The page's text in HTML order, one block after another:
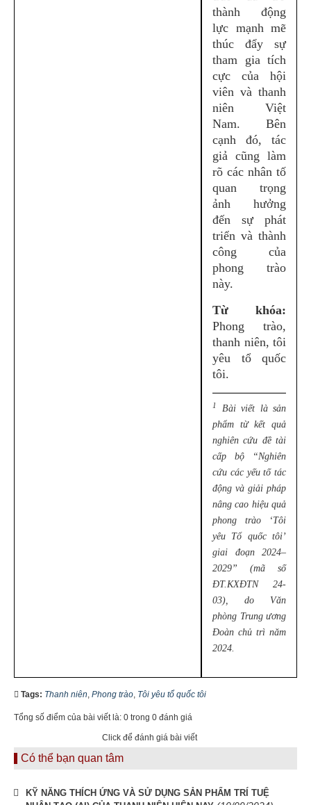
thành động
lực mạnh mẽ
thúc đẩy sự
tham gia tích
cực của hội
viên và thanh
niên Việt
Nam. Bên
cạnh đó, tác
giả cũng làm
rõ các nhân tố
quan trọng
ảnh hưởng
đến sự phát
triển và thành
công của
phong trào
này.
Từ khóa:
Phong trào,
thanh niên, tôi
yêu tổ quốc
tôi.
1
Bài viết là sản
phẩm từ kết quả
nghiên cứu đề tài
cấp bộ “Nghiên
cứu các yếu tố tác
động và giải pháp
nâng cao hiệu quả
phong trào ‘Tôi
yêu Tổ quốc tôi’
giai đoạn 2024–
2029” (mã số
ĐT.KXĐTN 24-
03), do Văn
phòng Trung ương
Đoàn chủ trì năm
2024.
Tags: Thanh niên, Phong trào, Tôi yêu tổ quốc tôi
Tổng số điểm của bài viết là: 0 trong 0 đánh giá
Click để đánh giá bài viết
Có thể bạn quan tâm
KỸ NĂNG THÍCH ỨNG VÀ SỬ DỤNG SẢN PHẨM TRÍ TUỆ